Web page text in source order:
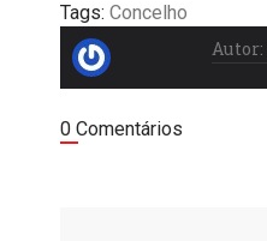
Tags: Concelho
Autor:
0 Comentários